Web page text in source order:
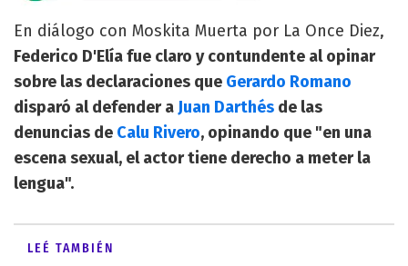
En diálogo con Moskita Muerta por La Once Diez,
Federico D'Elía fue claro y contundente al opinar
sobre las declaraciones que Gerardo Romano
disparó al defender a Juan Darthés de las
denuncias de Calu Rivero, opinando que "en una
escena sexual, el actor tiene derecho a meter la
lengua".
LEÉ TAMBIÉN